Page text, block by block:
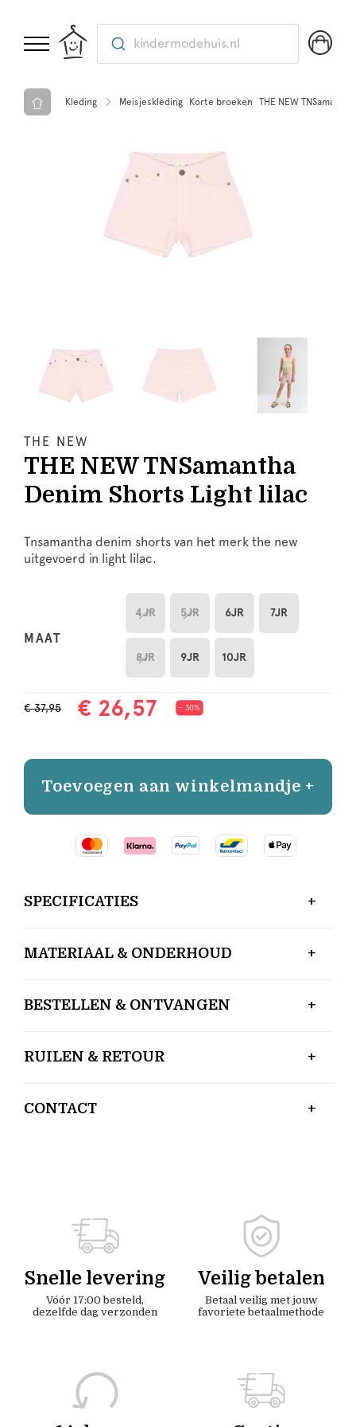
kindermodehuis.nl
Kleding Meisjeskleding Korte broeken THE NEW
THE NEW
THE NEW TNSamantha
Denim Shorts Light lilac
Tnsamantha denim shorts van het merk the new
uitgevoerd in light lilac.
MAAT
4JR 5JR 6JR 7JR
8JR 9JR 10JR
€ 37,95 € 26,57 - 30%
Toevoegen aan winkelmandje +
SPECIFICATIES
MATERIAAL & ONDERHOUD
BESTELLEN & ONTVANGEN
RUILEN & RETOUR
CONTACT
Snelle levering
Vóór 17:00 besteld,
dezelfde dag verzonden
Veilig betalen
Betaal veilig met jouw
favoriete betaalmethode